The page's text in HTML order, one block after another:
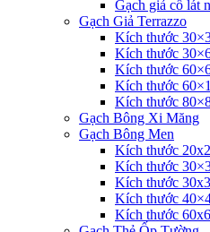
Gạch giả cổ lát
Gạch Giả Terrazzo
Kích thước
Kích thước
Kích thước
Kích thước
Kích thước
Gạch Bông Xi Măng
Gạch Bông Men
Kích thước
Kích thước
Kích thước
Kích thước
Kích thước